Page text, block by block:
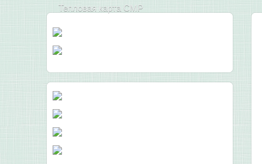
Тепловая карта СМР